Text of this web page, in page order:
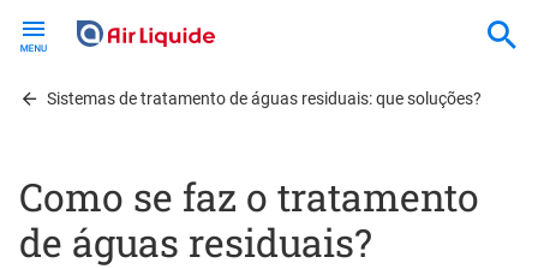
contentSistemas de tratamento de águas residuais: que soluções?
Como se faz o tratamento
de águas residuais?